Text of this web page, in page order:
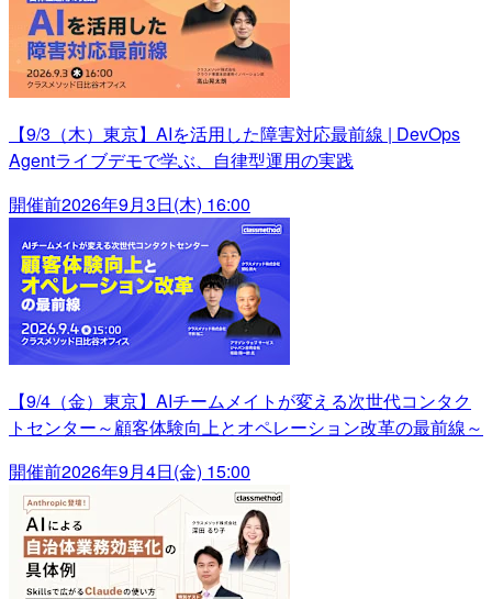
【9/3（木）東京】AIを活用した障害対応最前線 | DevOps
Agentライブデモで学ぶ、自律型運用の実践
開催前2026年9月3日(木) 16:00
【9/4（金）東京】AIチームメイトが変える次世代コンタク
トセンター～顧客体験向上とオペレーション改革の最前線～
開催前2026年9月4日(金) 15:00